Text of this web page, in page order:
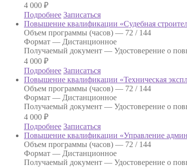
4 000 ₽
Подробнее Записаться
Повышение квалификации «Судебная
Объем программы (часов) — 72 / 144
Формат — Дистанционное
Получаемый документ — Удостоверение о
4 000 ₽
Подробнее Записаться
Повышение квалификации «Техническая
Объем программы (часов) — 72 / 144
Формат — Дистанционное
Получаемый документ — Удостоверение о
4 000 ₽
Подробнее Записаться
Повышение квалификации «Управление
Объем программы (часов) — 72 / 144
Формат — Дистанционное
Получаемый документ — Удостоверение о